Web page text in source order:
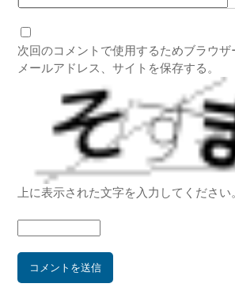
次回のコメントで使用するためブラウザ
メールアドレス、サイトを保存する。
上に表示された文字を入力してください